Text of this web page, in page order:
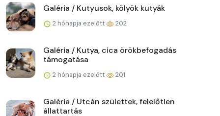
Galéria / Kutyusok, kölyök kutyák
2 hónapja ezelőtt 202
Galéria / Kutya, cica örökbefogadás
támogatása
2 hónapja ezelőtt 201
Galéria / Utcán születtek, felelőtlen
állattartás